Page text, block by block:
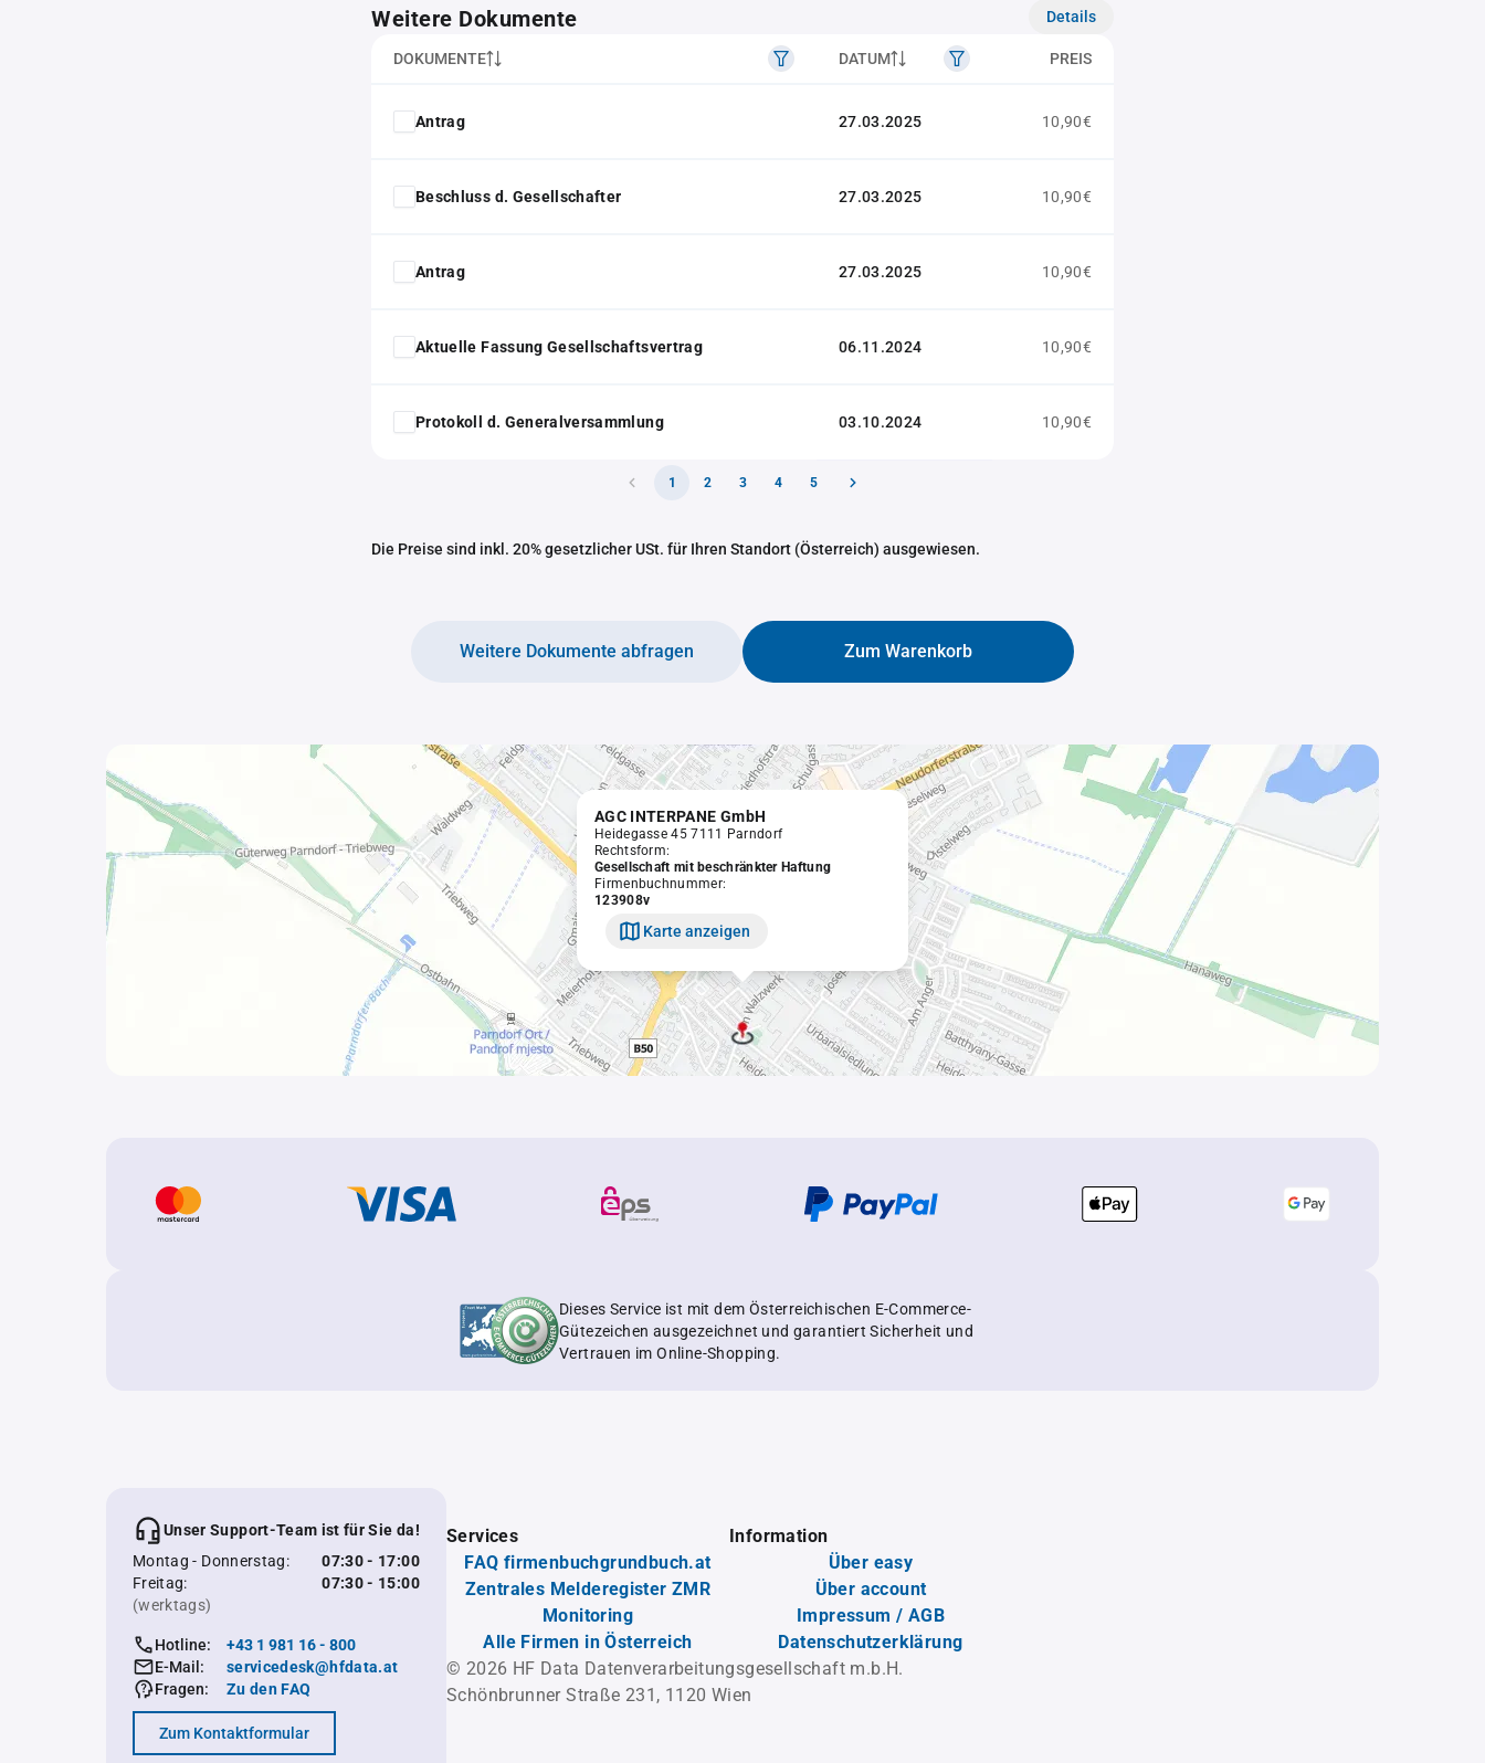
Weitere Dokumente Details
DOKUMENTE DATUM PREIS
Antrag 27.03.2025 10,90€
Beschluss d. Gesellschafter 27.03.2025 10,90€
Antrag 27.03.2025 10,90€
Aktuelle Fassung Gesellschaftsvertrag 06.11.2024 10,90€
Protokoll d. Generalversammlung 03.10.2024 10,90€
1 2 3 4 5
Die Preise sind inkl. 20% gesetzlicher USt. für Ihren Standort (Österreich) ausgewiesen.
Zum Warenkorb
Weitere Dokumente abfragen
AGC INTERPANE GmbH
Heidegasse 45 7111 Parndorf
Rechtsform:
Gesellschaft mit beschränkter Haftung
Firmenbuchnummer:
123908v
Karte anzeigen
Dieses Service ist mit dem Österreichischen E-Commerce-
Gütezeichen ausgezeichnet und garantiert Sicherheit und
Vertrauen im Online-Shopping.
Unser Support-Team ist für Sie da!
Montag - Donnerstag:
07:30 - 17:00
Freitag:
07:30 - 15:00
(werktags)
Hotline:
+43 1 981 16 - 800
E-Mail:
servicedesk@hfdata.at
Fragen:
Zu den FAQ
Zum Kontaktformular
Services
FAQ firmenbuchgrundbuch.at
Zentrales Melderegister ZMR
Monitoring
Alle Firmen in Österreich
Information
Über easy
Über account
Impressum / AGB
Datenschutzerklärung
© 2026 HF Data Datenverarbeitungsgesellschaft m.b.H.
Schönbrunner Straße 231, 1120 Wien